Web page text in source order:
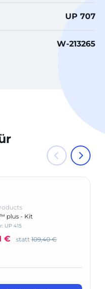
UP 707
W-213265
plus - Kit
UP 415
€ statt 109,40 €